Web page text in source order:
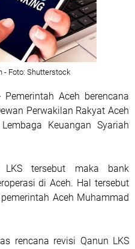
- Foto: Shutterstock
Pemerintah Aceh berencana
Perwakilan Rakyat Aceh
Keuangan Syariah
LKS tersebut maka bank
di Aceh. Hal tersebut
Aceh Muhammad
rencana revisi Qanun LKS